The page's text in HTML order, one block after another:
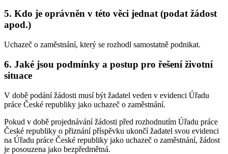
5. Kdo je oprávněn v této věci jednat (podat žádost
apod.)
Uchazeč o zaměstnání, který se rozhodl samostatně podnikat.
6. Jaké jsou podmínky a postup pro řešení životní
situace
V době podání žádosti musí být žadatel veden v evidenci Úřadu
práce České republiky jako uchazeč o zaměstnání.
Pokud v době projednávání žádosti před rozhodnutím Úřadu práce
České republiky o přiznání příspěvku ukončí žadatel svou evidenci
na Úřadu práce České republiky jako uchazeč o zaměstnání, žádost
je posouzena jako bezpředmětná.